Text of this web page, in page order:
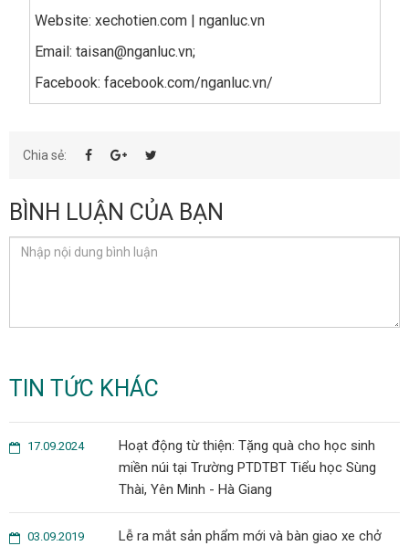
Website: xechotien.com | nganluc.vn
Email: taisan@nganluc.vn;
Facebook: facebook.com/nganluc.vn/
Chia sẻ:
BÌNH LUẬN CỦA BẠN
TIN TỨC KHÁC
Hoạt động từ thiện: Tặng quà cho học sinh
miền núi tại Trường PTDTBT Tiểu học Sùng
Thài, Yên Minh - Hà Giang
17.09.2024
Lễ ra mắt sản phẩm mới và bàn giao xe chở
03.09.2019